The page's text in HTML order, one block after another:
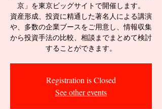
京」を東京ビッグサイトで開催します。
資産形成、投資に精通した著名人による講演
や、多数の企業ブースをご用意し、情報収集
から投資手法の比較、相談までまとめて検討
することができます。
Registration is Closed
See other events